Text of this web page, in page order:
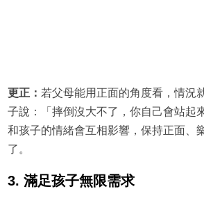
更正： 若父母能用正面的角度看，情況
子說：「摔倒沒大不了，你自己會站起
和孩子的情緒會互相影響，保持正面、
了。
3. 滿足孩子無限需求